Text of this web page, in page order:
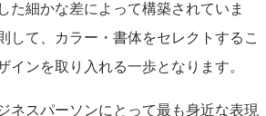
た細かな差によって構築されていま
して、カラー・書体をセレクト するこ
インを取り入れる一歩となります。
ネスパーソンにとって最も身近な表現